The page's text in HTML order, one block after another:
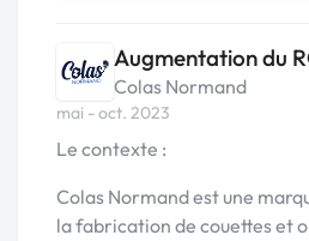
Augmentation du
Colas Normand
mai - oct. 2023
Le contexte :
Colas Normand est une
la fabrication de couettes et